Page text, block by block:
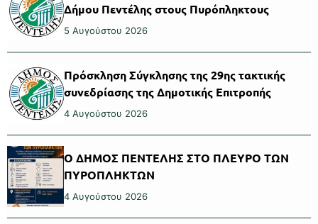
Δήμου Πεντέλης στους Πυρόπληκτους
5 Αυγούστου 2026
Πρόσκληση Σύγκλησης της 29ης τακτικής
συνεδρίασης της Δημοτικής Επιτροπής
4 Αυγούστου 2026
Ο ΔΗΜΟΣ ΠΕΝΤΕΛΗΣ ΣΤΟ ΠΛΕΥΡΟ ΤΩΝ
ΠΥΡΟΠΛΗΚΤΩΝ
4 Αυγούστου 2026